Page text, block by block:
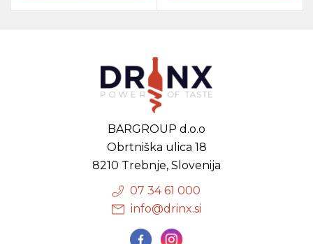
BARGROUP d.o.o
Obrtniška ulica 18
8210 Trebnje, Slovenija
07 34 61 000
info@drinx.si